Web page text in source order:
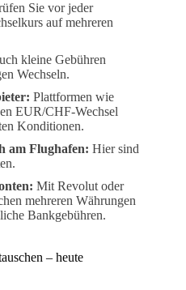
Sie vor jeder
auf mehreren
kleine Gebühren
Wechseln.
Plattformen wie
EUR/CHF-Wechsel
Konditionen.
am Flughafen: Hier sind
Mit Revolut oder
mehreren Währungen
Bankgebühren.
– heute